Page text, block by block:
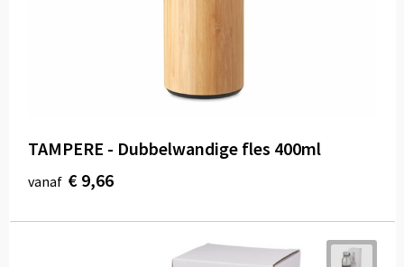
TAMPERE - Dubbelwandige fles 400ml
vanaf € 9,66